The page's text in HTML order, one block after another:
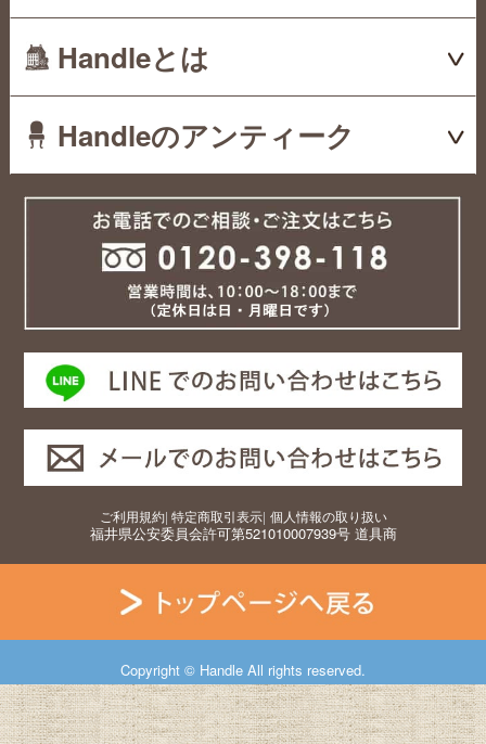
Handleとは
Handleのアンティーク
ご利用規約| 特定商取引表示| 個人情報の取り扱い
福井県公安委員会許可第521010007939号 道具商
Copyright © Handle All rights reserved.